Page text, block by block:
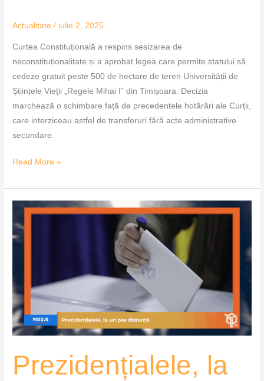
Actualitate / iulie 2, 2025
Curtea Constituțională a respins sesizarea de
neconstituționalitate și a aprobat legea care permite statului să
cedeze gratuit peste 500 de hectare de teren Universității de
Științele Vieții „Regele Mihai I” din Timișoara. Decizia
marchează o schimbare față de precedentele hotărâri ale Curții,
care interziceau astfel de transferuri fără acte administrative
secundare.
Read More »
Prezidențialele, la
Prezidențialele,
la
un
–
VoxQub